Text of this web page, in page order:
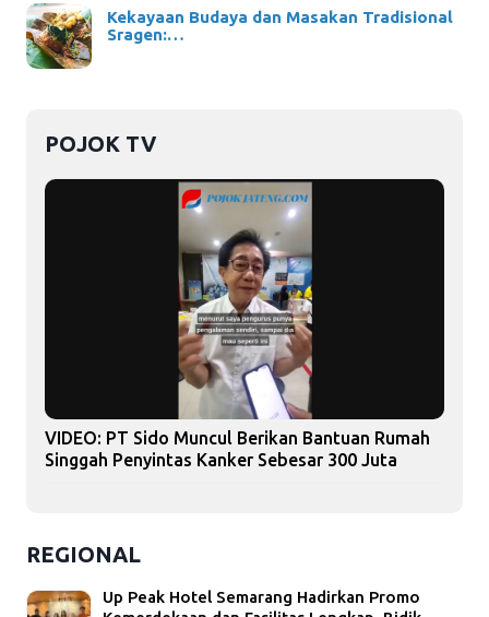
Kekayaan Budaya dan Masakan Tradisional
Sragen:…
POJOK TV
VIDEO: PT Sido Muncul Berikan Bantuan Rumah
Singgah Penyintas Kanker Sebesar 300 Juta
REGIONAL
Up Peak Hotel Semarang Hadirkan Promo